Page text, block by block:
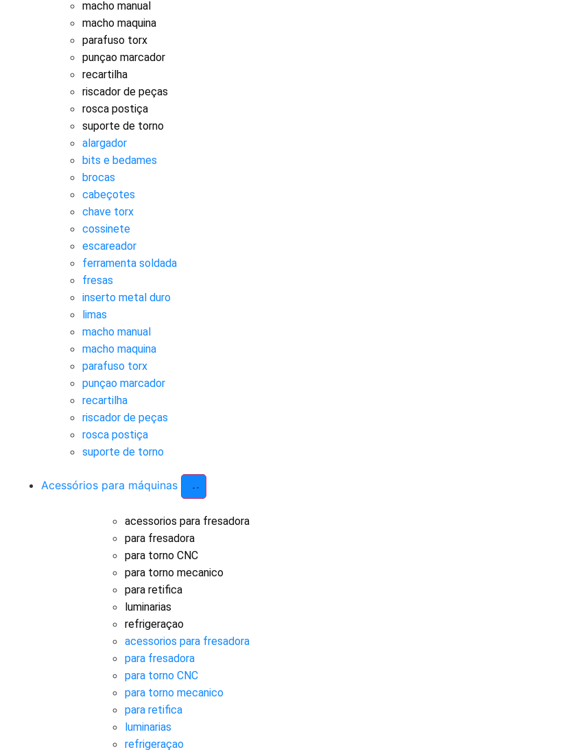
macho manual
macho maquina
parafuso torx
punçao marcador
recartilha
riscador de peças
rosca postiça
suporte de torno
alargador
bits e bedames
brocas
cabeçotes
chave torx
cossinete
escareador
ferramenta soldada
fresas
inserto metal duro
limas
macho manual
macho maquina
parafuso torx
punçao marcador
recartilha
riscador de peças
rosca postiça
suporte de torno
Acessórios para máquinas
acessorios para fresadora
para fresadora
para torno CNC
para torno mecanico
para retifica
luminarias
refrigeraçao
acessorios para fresadora
para fresadora
para torno CNC
para torno mecanico
para retifica
luminarias
refrigeraçao